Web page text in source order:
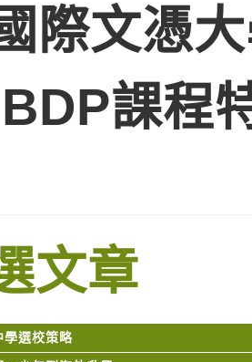
際文憑
課程
文章
學選校策略